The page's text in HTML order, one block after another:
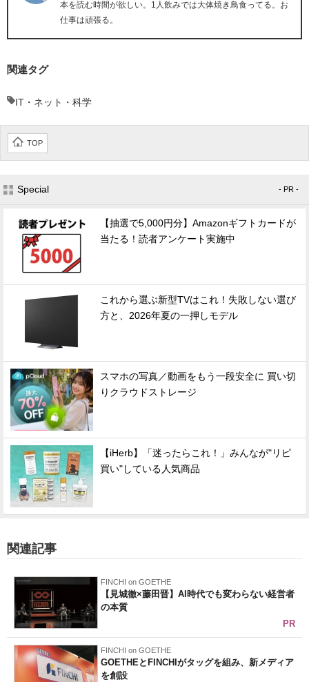
本を読む時間が欲しい。1人飲みでは大体焼き鳥食ってる。お
仕事は頑張る。
関連タグ
IT・ネット・科学
TOP
Special - PR -
【抽選で5,000円分】Amazonギフトカードが
当たる！読者アンケート実施中
これから選ぶ新型TVはこれ！失敗しない選び
方と、2026年夏の一押しモデル
スマホの写真／動画をもう一段安全に 買い切
りクラウドストレージ
【iHerb】「迷ったらこれ！」みんなが"リピ
買い"している人気商品
関連記事
FINCHI on GOETHE
【見城徹×藤田晋】AI時代でも変わらない経営者
の本質
PR
FINCHI on GOETHE
GOETHEとFINCHIがタッグを組み、新メディア
を創設